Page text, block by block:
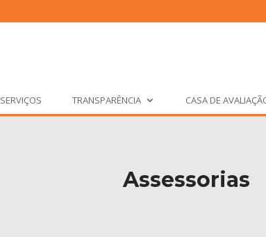
SERVIÇOS TRANSPARÊNCIA CASA DE
Assessorias